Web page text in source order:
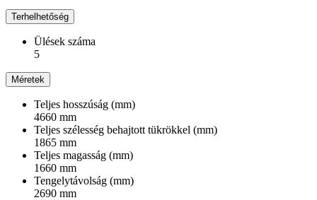
Terhelhetőség
Ülések száma
5
Méretek
Teljes hosszúság (mm)
4660 mm
Teljes szélesség behajtott tükrökkel (mm)
1865 mm
Teljes magasság (mm)
1660 mm
Tengelytávolság (mm)
2690 mm